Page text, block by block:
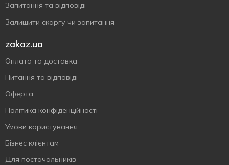
Запитання та відповіді
Залишити скаргу чи запитання
zakaz.ua
Оплата та доставка
Питання та відповіді
Оферта
Політика конфіденційності
Умови користування
Бізнес клієнтам
Для постачальників